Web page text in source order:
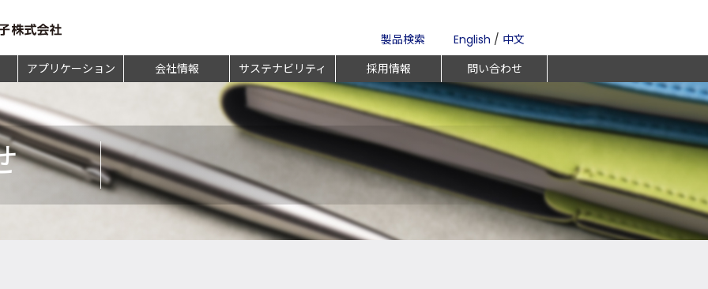
製品検索 English / 中文
アプリケーション 会社情報 サステナビリティ 採用情報 問い合わせ